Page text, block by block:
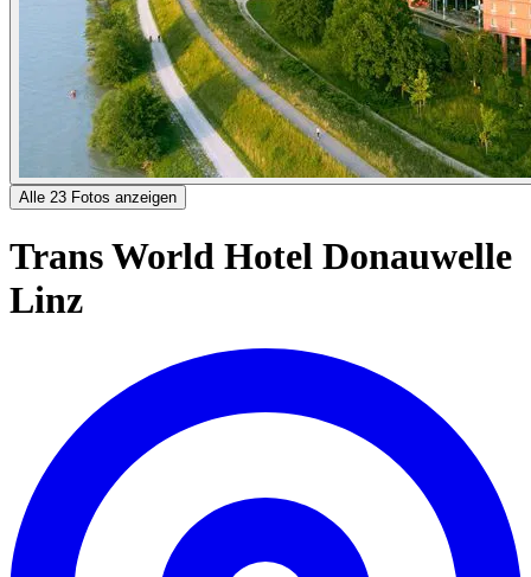
Alle 23 Fotos anzeigen
Trans World Hotel Donauwelle
Linz